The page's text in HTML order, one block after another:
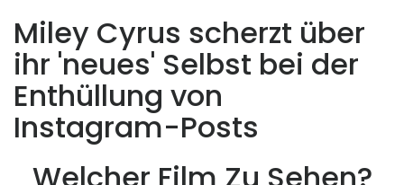
Miley Cyrus scherzt über
ihr 'neues' Selbst bei der
Enthüllung von
Instagram-Posts